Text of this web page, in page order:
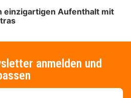
einzigartigen Aufenthalt mit
anmelden und